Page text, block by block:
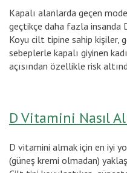
Kapalı alanlarda geçen
geçtikçe daha fazla insanda
Koyu cilt tipine sahip kişiler,
sebeplerle kapalı giyinen
açısından özellikle risk
D Vitamini Nasıl
D vitamini almak için en iyi
(güneş kremi olmadan)